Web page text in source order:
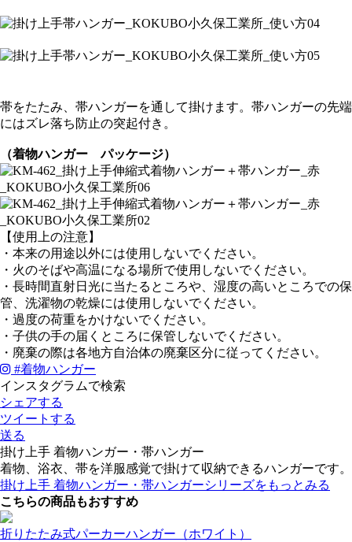
帯をたたみ、帯ハンガーを通して掛けます。帯ハンガーの先端
にはズレ落ち防止の突起付き。
（着物ハンガー パッケージ）
【使用上の注意】
・本来の用途以外には使用しないでください。
・火のそばや高温になる場所で使用しないでください。
・長時間直射日光に当たるところや、湿度の高いところでの保
管、洗濯物の乾燥には使用しないでください。
・過度の荷重をかけないでください。
・子供の手の届くところに保管しないでください。
・廃棄の際は各地方自治体の廃棄区分に従ってください。
#着物ハンガー
インスタグラムで検索
シェアする
ツイートする
送る
掛け上手 着物ハンガー・帯ハンガー
着物、浴衣、帯を洋服感覚で掛けて収納できるハンガーです。
掛け上手 着物ハンガー・帯ハンガーシリーズをもっとみる
こちらの商品もおすすめ
折りたたみ式パーカーハンガー（ホワイト）